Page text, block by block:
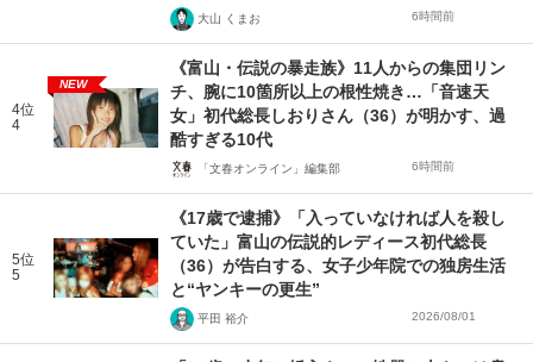
大山 くまお 6時間前
4位
4
NEW
《富山・伝説の暴走族》11人からの集団リン
チ、腕に10箇所以上の根性焼き…「音速天
女」初代総長しおりさん（36）が明かす、過
酷すぎる10代
「文春オンライン」編集部 6時間前
5位
5
《17歳で逮捕》「入っていなければ人を殺し
ていた」富山の伝説的レディース初代総長
（36）が告白する、女子少年院での独房生活
と“ヤンキーの更生”
平田 裕介 2026/08/01